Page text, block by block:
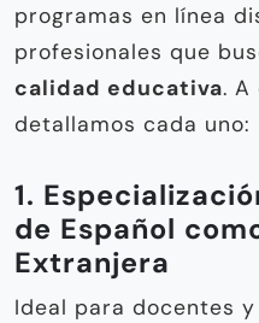
programas en línea
profesionales que
calidad educativa. A
detallamos cada uno:
1.
de Español
Extranjera
Ideal para docentes